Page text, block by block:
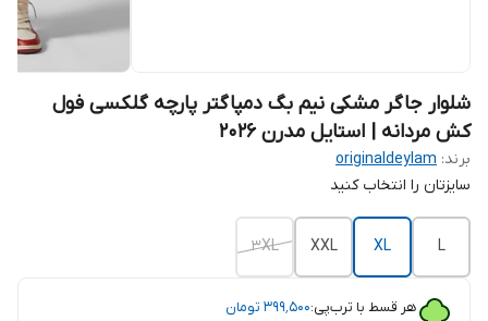
شلوار جاگر مشکی نیم بگ دمپاگتر پارچه گلکسی فول
کش مردانه | استایل مدرن 2026
برند: originaldeylam
سایزتان را انتخاب کنید
L
XL
XXL
3XL
هر قسط با ترب‌پی:۳۹۹٬۵۰۰ تومان